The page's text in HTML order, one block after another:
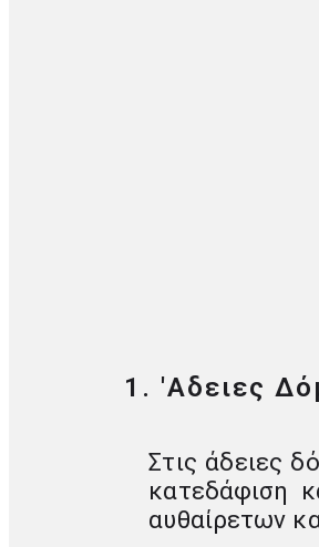
1. 'Αδειες
Στις άδειες
κατεδάφιση
αυθαίρετων